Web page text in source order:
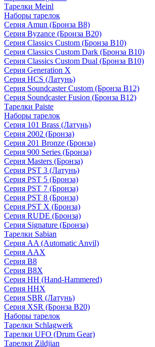
Тарелки Meinl
Наборы тарелок
Серия Amun (Бронза B8)
Серия Byzance (Бронза B20)
Серия Classics Custom (Бронза B10)
Серия Classics Custom Dark (Бронза B10)
Серия Classics Custom Dual (Бронза B10)
Серия Generation X
Серия HCS (Латунь)
Серия Soundcaster Custom (Бронза B12)
Серия Soundcaster Fusion (Бронза B12)
Тарелки Paiste
Наборы тарелок
Серия 101 Brass (Латунь)
Серия 2002 (Бронза)
Серия 201 Bronze (Бронза)
Серия 900 Series (Бронза)
Серия Masters (Бронза)
Серия PST 3 (Латунь)
Серия PST 5 (Бронза)
Серия PST 7 (Бронза)
Серия PST 8 (Бронза)
Серия PST X (Бронза)
Серия RUDE (Бронза)
Серия Signature (Бронза)
Тарелки Sabian
Серия AA (Automatic Anvil)
Серия AAX
Серия B8
Серия B8X
Серия HH (Hand-Hammered)
Серия HHX
Серия SBR (Латунь)
Серия XSR (Бронза B20)
Наборы тарелок
Тарелки Schlagwerk
Тарелки UFO (Drum Gear)
Тарелки Zildjian